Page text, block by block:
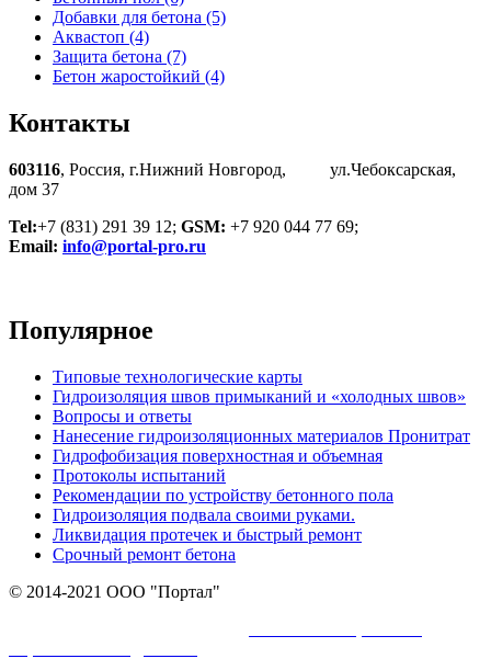
Добавки для бетона (5)
Аквастоп (4)
Защита бетона (7)
Бетон жаростойкий (4)
Контакты
603116, Россия, г.Нижний Новгород, ул.Чебоксарская,
дом 37
Tel:+7 (831) 291 39 12; GSM: +7 920 044 77 69;
Email: info@portal-pro.ru
Популярное
Типовые технологические карты
Гидроизоляция швов примыканий и «холодных швов»
Вопросы и ответы
Нанесение гидроизоляционных материалов Пронитрат
Гидрофобизация поверхностная и объемная
Протоколы испытаний
Рекомендации по устройству бетонного пола
Гидроизоляция подвала своими руками.
Ликвидация протечек и быстрый ремонт
Срочный ремонт бетона
© 2014-2021 ООО "Портал"